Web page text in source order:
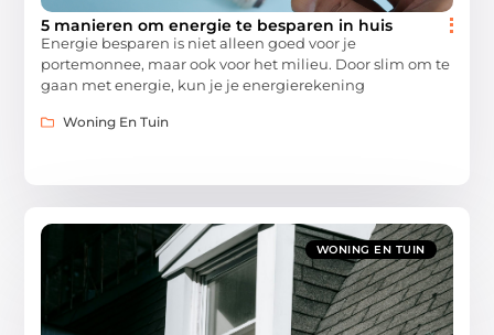
5 manieren om energie te besparen in huis
Energie besparen is niet alleen goed voor je
portemonnee, maar ook voor het milieu. Door slim om te
gaan met energie, kun je je energierekening
Woning En Tuin
WONING EN TUIN